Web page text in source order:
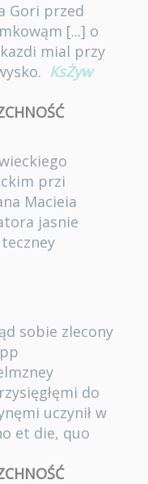
Gori przed
[...] o
mial przy
KsŻyw
przi
Macieia
jasnie
sobie zlecony
do
uczynił w
et die, quo